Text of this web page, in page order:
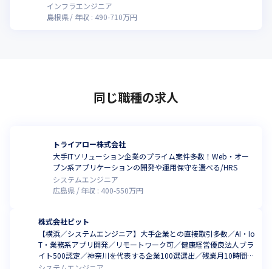
インフラエンジニア
島根県
年収 : 490-710万円
同じ職種の求人
トライアロー株式会社
大手ITソリューション企業のプライム案件多数！Web・オー
プン系アプリケーションの開発や運用保守を選べる/HRS
システムエンジニア
広島県
年収 : 400-550万円
株式会社ビット
【横浜／システムエンジニア】大手企業との直接取引多数／AI・Io
T・業務系アプリ開発／リモートワーク可／健康経営優良法人ブラ
イト500認定／神奈川を代表する企業100選選出／残業月10時間程
度／実働7.5Ｈ